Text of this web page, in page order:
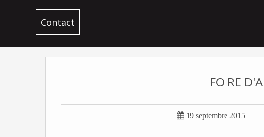
Contact
FOIRE
 19 septembre 2015